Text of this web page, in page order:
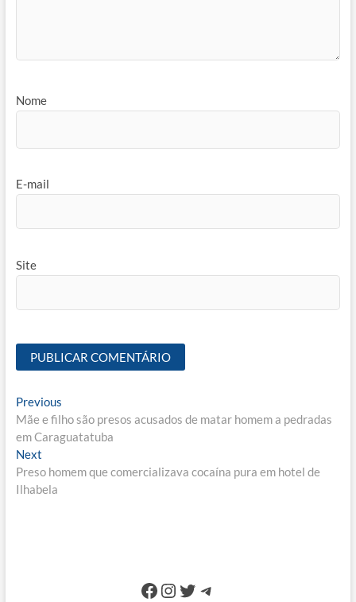
Nome
E-mail
Site
Navegação
de
Post
PreviousPrevious
post:
Mãe e filho são presos acusados de matar homem a pedradas
em Caraguatatuba
NextNext
post:
Preso homem que comercializava cocaína pura em hotel de
Ilhabela
Facebook
Instagram
Twitter
Telegram